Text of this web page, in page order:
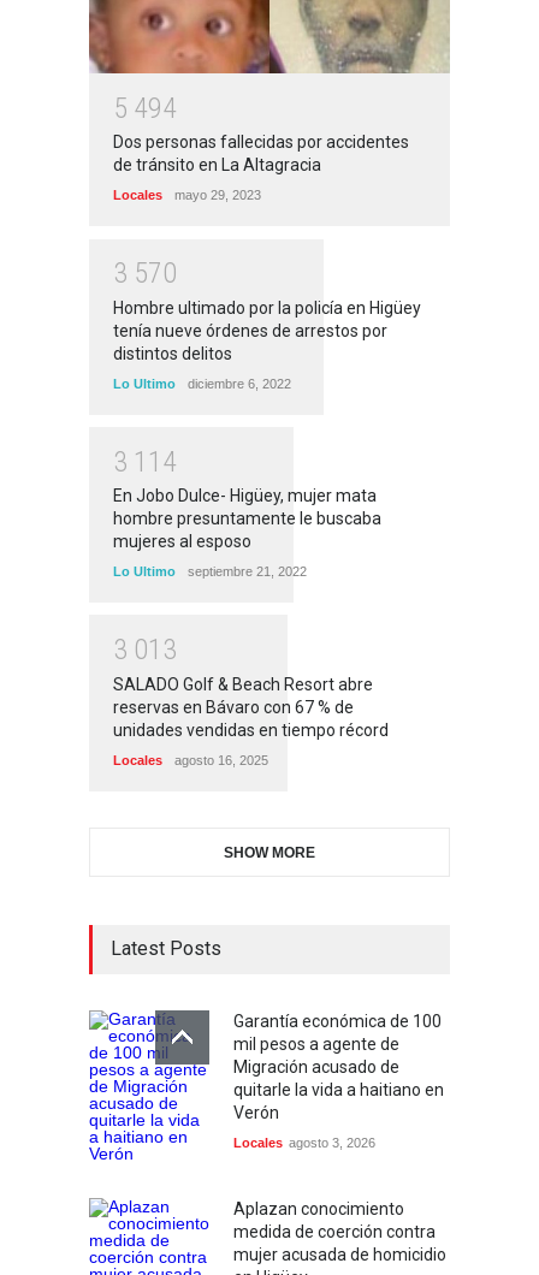
5 494
Dos personas fallecidas por accidentes
de tránsito en La Altagracia
Locales mayo 29, 2023
3 570
Hombre ultimado por la policía en Higüey
tenía nueve órdenes de arrestos por
distintos delitos
Lo Ultimo diciembre 6, 2022
3 1 1 4
En Jobo Dulce- Higüey, mujer mata
hombre presuntamente le buscaba
mujeres al esposo
Lo Ultimo septiembre 21, 2022
3 01 3
SALADO Golf & Beach Resort abre
reservas en Bávaro con 67 % de
unidades vendidas en tiempo récord
Locales agosto 16, 2025
SHOW MORE
Latest Posts
Garantía económica de 100
mil pesos a agente de
Migración acusado de
quitarle la vida a haitiano en
Verón
Locales agosto 3, 2026
Aplazan conocimiento
medida de coerción contra
mujer acusada de homicidio